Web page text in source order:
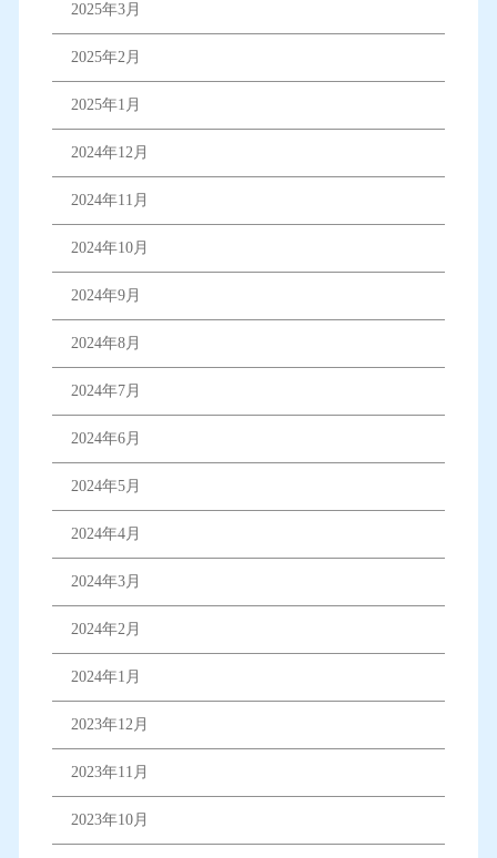
2025年3月
2025年2月
2025年1月
2024年12月
2024年11月
2024年10月
2024年9月
2024年8月
2024年7月
2024年6月
2024年5月
2024年4月
2024年3月
2024年2月
2024年1月
2023年12月
2023年11月
2023年10月